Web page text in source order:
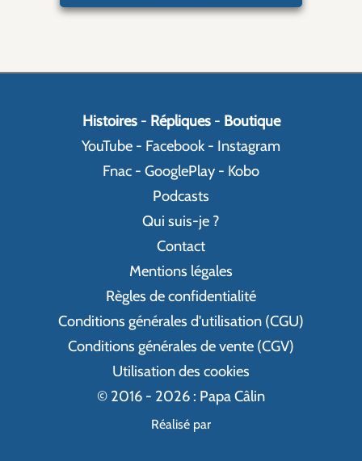
Histoires- Répliques- Boutique
YouTube - Facebook - Instagram
Fnac - GooglePlay - Kobo
Podcasts
Qui suis-je ?
Contact
Mentions légales
Règles de confidentialité
Conditions générales d'utilisation (CGU)
Conditions générales de vente (CGV)
Utilisation des cookies
© 2016 - 2026 : Papa Câlin
Réalisé par